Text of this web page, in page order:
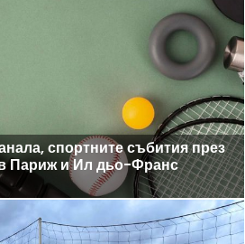
спортните събития през
Париж и Ил дьо-Франс